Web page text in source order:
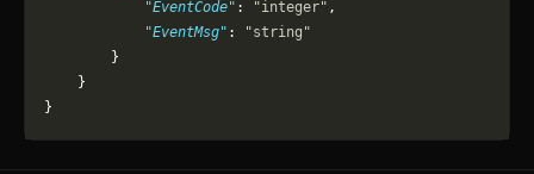
            "EventCode"
: "integer" ,
            "EventMsg"
:
"string"
        }
    }
}